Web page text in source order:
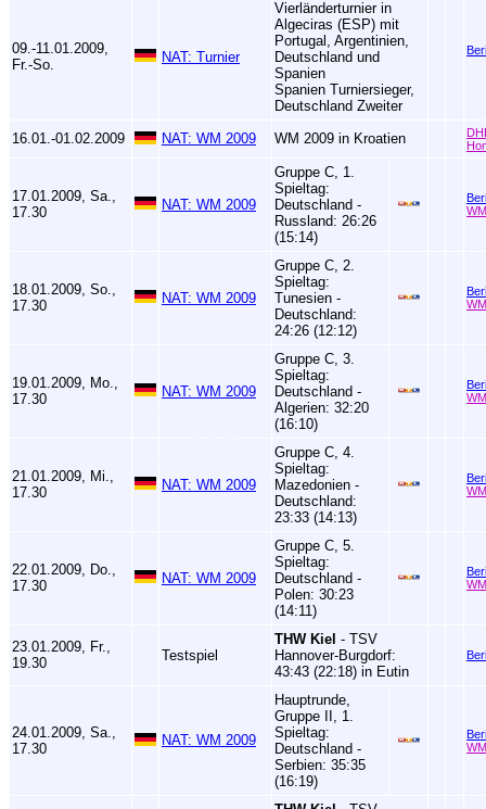
09.-11.01.2009,
Fr.-So.
NAT: Turnier
Vierländerturnier in
Algeciras (ESP) mit
Portugal, Argentinien,
Deutschland und
Spanien
Spanien Turniersieger,
Deutschland Zweiter
16.01.-01.02.2009 NAT: WM 2009 WM 2009 in Kroatien
17.01.2009, Sa.,
17.30
NAT: WM 2009
Gruppe C, 1.
Spieltag:
Deutschland -
Russland: 26:26
(15:14)
18.01.2009, So.,
17.30
NAT: WM 2009
Gruppe C, 2.
Spieltag:
Tunesien -
Deutschland:
24:26 (12:12)
19.01.2009, Mo.,
17.30
NAT: WM 2009
Gruppe C, 3.
Spieltag:
Deutschland -
Algerien: 32:20
(16:10)
21.01.2009, Mi.,
17.30
NAT: WM 2009
Gruppe C, 4.
Spieltag:
Mazedonien -
Deutschland:
23:33 (14:13)
22.01.2009, Do.,
17.30
NAT: WM 2009
Gruppe C, 5.
Spieltag:
Deutschland -
Polen: 30:23
(14:11)
23.01.2009, Fr.,
19.30
Testspiel
THW Kiel - TSV
Hannover-Burgdorf:
43:43 (22:18) in Eutin
24.01.2009, Sa.,
17.30
NAT: WM 2009
Hauptrunde,
Gruppe II, 1.
Spieltag:
Deutschland -
Serbien: 35:35
(16:19)